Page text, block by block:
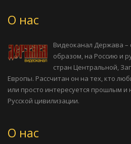
кажется, что это компьютерная
это совершенно не так. Эти
фантазии, когда Наталья берёт в
превращаются в «световую кисть»,
том промежутке, пока
то, что хочет показать, скрывая то,
какие-то элементы и создаётся
атмосфера.
Ильяшенко, являющийся настоятелем
О нас
Видеоканал Держава
образом, на Россию и
стран Центральной,
Европы. Рассчитан он на тех, кто
или просто интересуется прошлым и
Русской цивилизации.
О нас